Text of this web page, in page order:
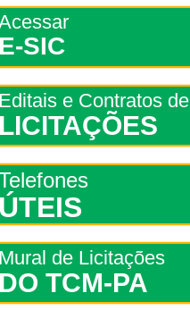
E-SIC
Editais e Contratos de
LICITAÇÕES
ÚTEIS
Mural de Licitações
DO TCM-PA